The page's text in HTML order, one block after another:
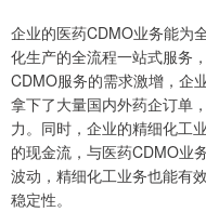
企业的医药CDMO业务能为
化生产的全流程一站式服务
CDMO服务的需求激增，企
拿下了大量国内外药企订单
力。同时，企业的精细化工
的现金流，与医药CDMO业
波动，精细化工业务也能有
稳定性。